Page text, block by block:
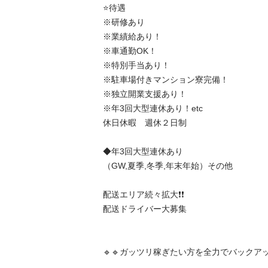
⭐️待遇
※研修あり
※業績給あり！
※車通勤OK！
※特別手当あり！
※駐車場付きマンション寮完備！
※独立開業支援あり！
※年3回大型連休あり！etc
休日休暇　週休２日制
◆年3回大型連休あり
（GW,夏季,冬季,年末年始）その他
配送エリア続々拡大❗️❗️
配送ドライバー大募集
🔹🔹ガッツリ稼ぎたい方を全力でバックア